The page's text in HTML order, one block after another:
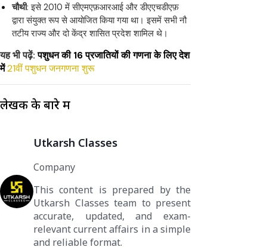
चौथी: इसे 2010 में सीएमएफ़आरआई और डीएएचडीएफ़
द्वारा संयुक्त रूप से आयोजित किया गया था। इसमें सभी नौ
तटीय राज्य और दो केंद्र शासित प्रदेश शामिल थे।
यह भी पढ़ें:पशुधन की 16 प्रजातियों की गणना के लिए देश
में21वीं पशुधन जनगणना शुरू
लेखक के बारे में
Utkarsh Classes
Company
This content is prepared by the
Utkarsh Classes team to present
accurate, updated, and exam-
relevant current affairs in a simple
and reliable format.